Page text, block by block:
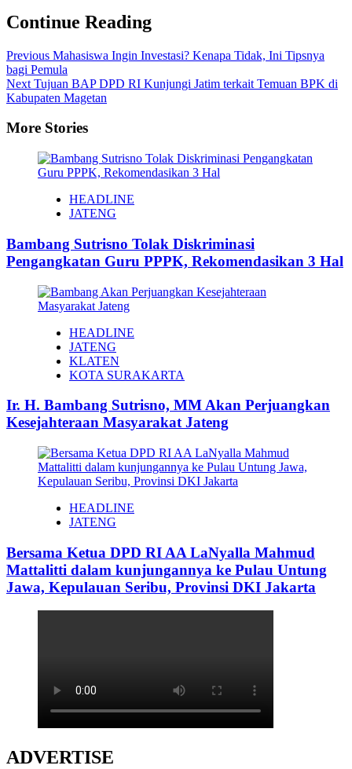
Continue Reading
Previous Mahasiswa Ingin Investasi? Kenapa Tidak, Ini Tipsnya
bagi Pemula
Next Tujuan BAP DPD RI Kunjungi Jatim terkait Temuan BPK di
Kabupaten Magetan
More Stories
HEADLINE
JATENG
Bambang Sutrisno Tolak Diskriminasi
Pengangkatan Guru PPPK, Rekomendasikan 3 Hal
HEADLINE
JATENG
KLATEN
KOTA SURAKARTA
Ir. H. Bambang Sutrisno, MM Akan Perjuangkan
Kesejahteraan Masyarakat Jateng
HEADLINE
JATENG
Bersama Ketua DPD RI AA LaNyalla Mahmud
Mattalitti dalam kunjungannya ke Pulau Untung
Jawa, Kepulauan Seribu, Provinsi DKI Jakarta
ADVERTISE